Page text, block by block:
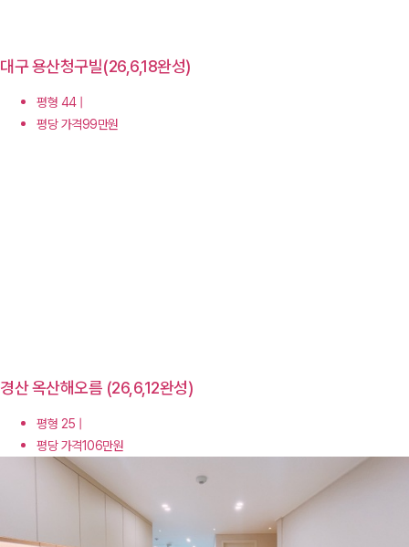
대구 용산청구빌(26,6,18완성)
평형 44 |
평당 가격99만원
경산 옥산해오름 (26,6,12완성)
평형 25 |
평당 가격106만원